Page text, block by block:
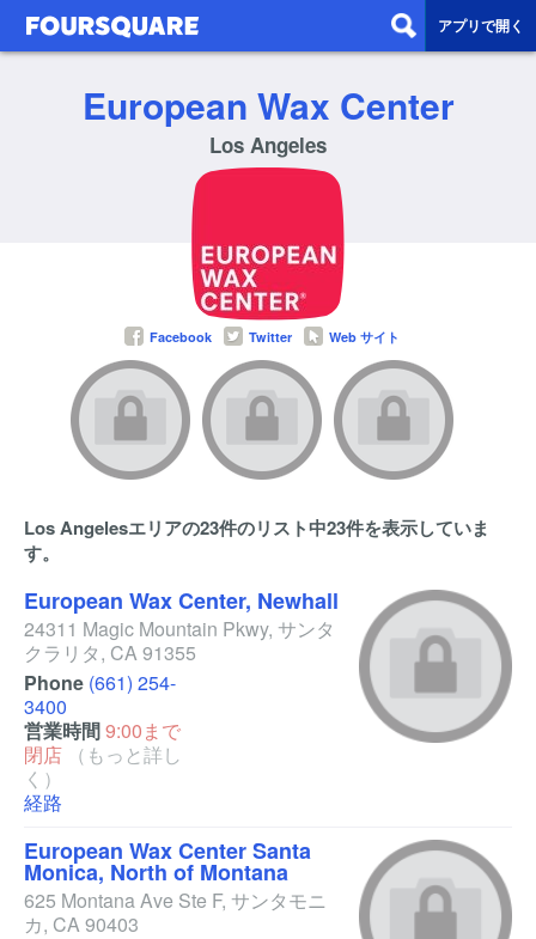
アプリで開く
European Wax Center
Los Angeles
Facebook Twitter Web サイト
Los Angelesエリアの23件のリスト中23件を表示していま
す。
European Wax Center, Newhall
24311 Magic Mountain Pkwy, サンタ
クラリタ, CA91355
Phone (661) 254-
3400
営業時間9:00まで
閉店
（もっと詳し
く）
経路
European Wax Center Santa
Monica, North of Montana
625 Montana Ave Ste F, サンタモニ
カ, CA90403